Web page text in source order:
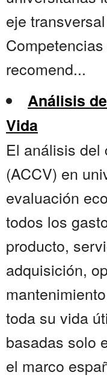
eje
recomend...
Análisis
Vida
El análisis del
(ACCV) en
evaluación
todos los
producto,
adquisición,
toda su vida
basadas solo
el marco